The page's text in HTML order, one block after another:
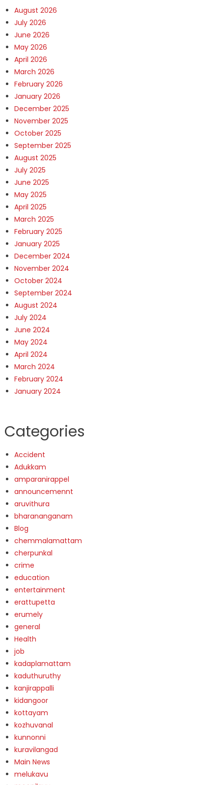
August 2026
July 2026
June 2026
May 2026
April 2026
March 2026
February 2026
January 2026
December 2025
November 2025
October 2025
September 2025
August 2025
July 2025
June 2025
May 2025
April 2025
March 2025
February 2025
January 2025
December 2024
November 2024
October 2024
September 2024
August 2024
July 2024
June 2024
May 2024
April 2024
March 2024
February 2024
January 2024
Categories
Accident
Adukkam
amparanirappel
announcemennt
aruvithura
bharananganam
Blog
chemmalamattam
cherpunkal
crime
education
entertainment
erattupetta
erumely
general
Health
job
kadaplamattam
kaduthuruthy
kanjirappalli
kidangoor
kottayam
kozhuvanal
kunnonni
kuravilangad
Main News
melukavu